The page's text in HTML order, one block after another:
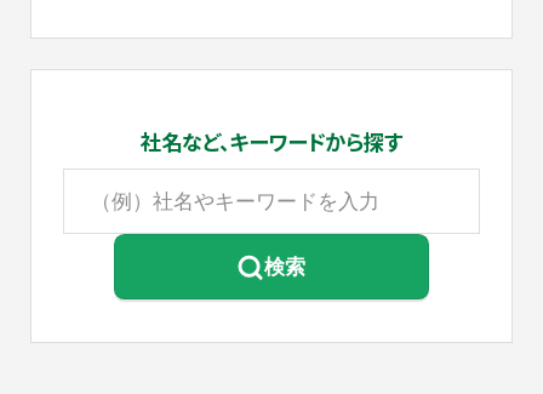
社名など、キーワードから探す
検索